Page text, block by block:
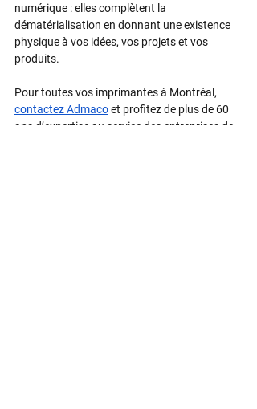
numérique : elles complètent la
dématérialisation en donnant une existence
physique à vos idées, vos projets et vos
produits.
Pour toutes vos imprimantes à Montréal,
contactez Admaco et profitez de plus de 60
ans d’expertise au service des entreprises de